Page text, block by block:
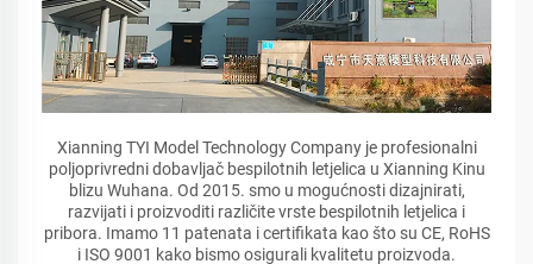
Xianning TYI Model Technology Company je profesionalni
poljoprivredni dobavljač bespilotnih letjelica u Xianning Kinu
blizu Wuhana. Od 2015. smo u mogućnosti dizajnirati,
razvijati i proizvoditi različite vrste bespilotnih letjelica i
pribora. Imamo 11 patenata i certifikata kao što su CE, RoHS
i ISO 9001 kako bismo osigurali kvalitetu proizvoda.